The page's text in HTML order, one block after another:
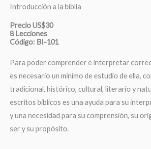
Introducción a la biblia
Precio US$30
8 Lecciones
Código: BI-101
Para poder comprender e interpretar
es necesario un mínimo de estudio de ella,
tradicional, histórico, cultural, literario y
escritos bíblicos es una ayuda para su
y una necesidad para su comprensión, su
ser y su propósito.